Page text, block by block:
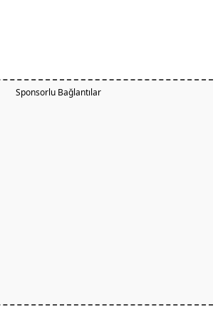
Sponsorlu Bağlantılar